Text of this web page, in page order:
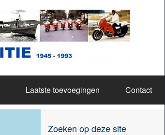
Laatste toevoegingen Contact
Zoeken op deze site